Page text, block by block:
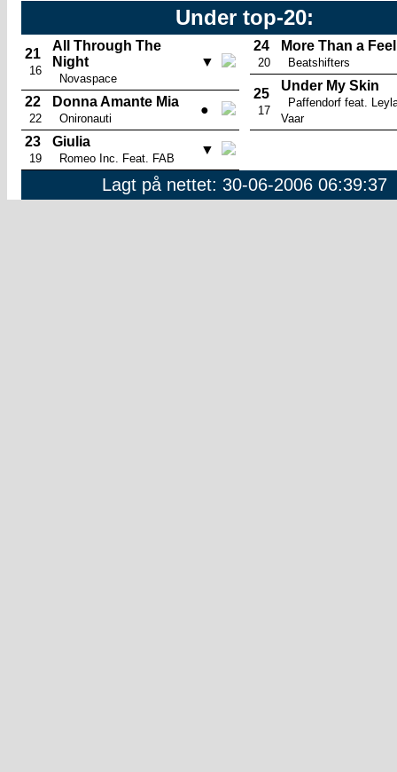
Under top-20:
21
16
All Through The
Night
Novaspace
▼
22
22
Donna Amante Mia
Onironauti
●
23
19
Giulia
Romeo Inc. Feat. FAB
▼
24
20
More Than a
Beatshifters
25
17
Under My Skin
Paffendorf feat.
Vaar
Lagt på nettet: 30-06-2006 06:39:37